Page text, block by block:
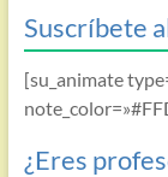
Suscríbete
[su_animate
¿Eres